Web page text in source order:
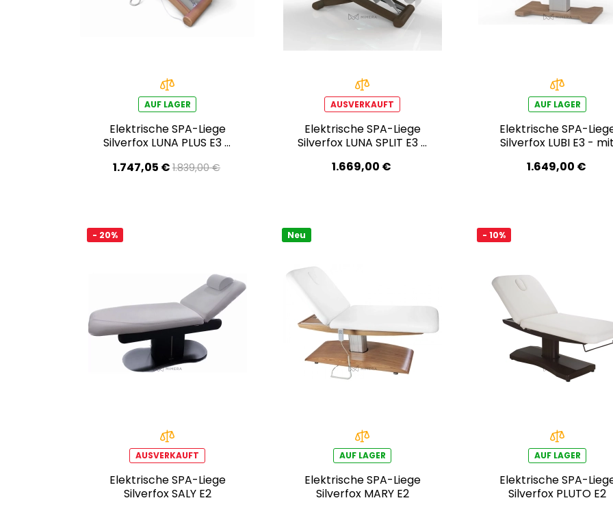
AUF LAGER
Elektrische SPA-Liege
Silverfox LUNA PLUS E3 –
teak/weiß
1.747,05 € 1.839,00 €
AUSVERKAUFT
Elektrische SPA-Liege
Silverfox LUNA SPLIT E3 -
1.669,00 €
AUF LAGER
Elektrische SPA-
Silverfox LUBI E3 -
1.649,00 €
- 20%
AUSVERKAUFT
Elektrische SPA-Liege
Silverfox SALY E2
Neu
AUF LAGER
Elektrische SPA-Liege
Silverfox MARY E2
- 10%
AUF LAGER
Elektrische SPA-
Silverfox PLUTO E2